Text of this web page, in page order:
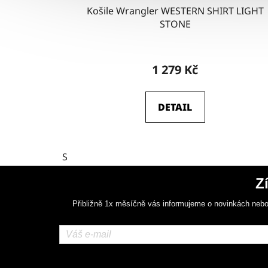
Košile Wrangler WESTERN SHIRT LIGHT
STONE
1 279 Kč
DETAIL
S
Přibližně 1x měsíčně vás informujeme o novinkách